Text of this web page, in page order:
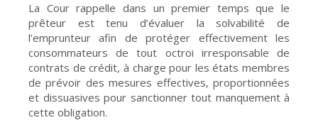
La Cour rappelle dans un premier temps que le
prêteur est tenu d’évaluer la solvabilité de
l’emprunteur afin de protéger effectivement les
consommateurs de tout octroi irresponsable de
contrats de crédit, à charge pour les états membres
de prévoir des mesures effectives, proportionnées
et dissuasives pour sanctionner tout manquement à
cette obligation.